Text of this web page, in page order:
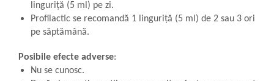
linguriță (5 ml) pe zi.
Profilactic se recomandă 1 linguriță (5 ml) de 2 sau 3 ori
pe săptămână.
Posibile efecte adverse:
Nu se cunosc.